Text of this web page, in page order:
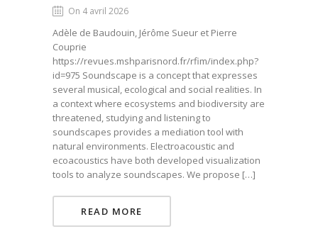
On 4 avril 2026
Adèle de Baudouin, Jérôme Sueur et Pierre
Couprie
https://revues.mshparisnord.fr/rfim/index.php?
id=975 Soundscape is a concept that expresses
several musical, ecological and social realities. In
a context where ecosystems and biodiversity are
threatened, studying and listening to
soundscapes provides a mediation tool with
natural environments. Electroacoustic and
ecoacoustics have both developed visualization
tools to analyze soundscapes. We propose […]
READ MORE